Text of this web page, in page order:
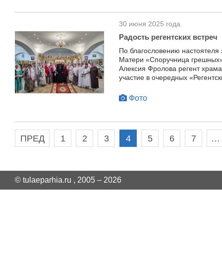
30 июня 2025 года.
Радость регентских встреч
По благословению
Матери «Споручница
Алексия Фролова регент
участие в очередных
Фото
ПРЕД 1 2 3 4 5 6 7 …
© tulaeparhia.ru , 2005 – 2026